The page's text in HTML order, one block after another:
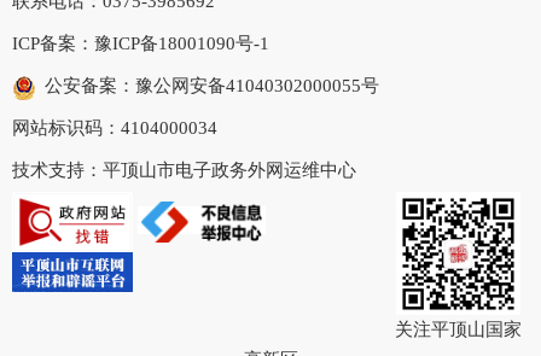
ICP备案： 豫ICP备18001090号-1
公安备案：豫公网安备41040302000055号
网站标识码：4104000034
技术支持：平顶山市电子政务外网运维中心
关注平顶山国家